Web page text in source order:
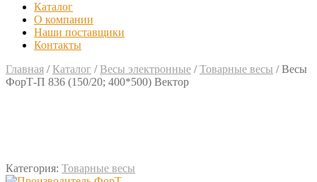
Каталог
О компании
Наши поставщики
Контакты
Главная / Каталог / Весы электронные /Товарные весы /Bесы
ФорТ-П 836 (150/20; 400*500) Вектор
Категория: Товарные весы